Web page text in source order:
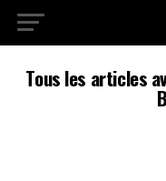
Tous les articles